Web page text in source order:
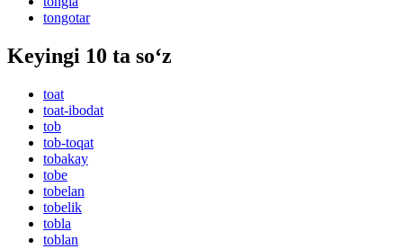
tongotar
Keyingi 10 ta so‘z
toat
toat-ibodat
tob
tob-toqat
tobakay
tobe
tobelan
tobelik
tobla
toblan